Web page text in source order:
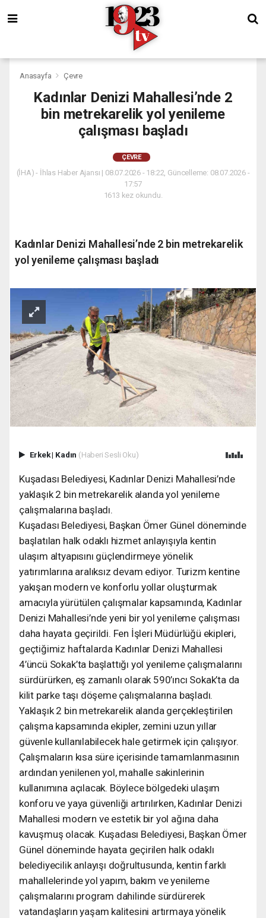
Anasayfa Çevre
Kadınlar Denizi Mahallesi’nde 2
bin metrekarelik yol yenileme
çalışması başladı
ÇEVRE
(İHA) - İhlas Haber Ajansı | 08.07.2026 - 18:22, Güncelleme: 08.07.2026 -
17:57
1613 kez okundu.
Kadınlar Denizi Mahallesi’nde 2 bin metrekarelik
yol yenileme çalışması başladı
Erkek| Kadın (Haberi Sesli Oku)
Kuşadası Belediyesi, Kadınlar Denizi Mahallesi’nde
yaklaşık 2 bin metrekarelik alanda yol yenileme
çalışmalarına başladı.
Kuşadası Belediyesi, Başkan Ömer Günel döneminde
başlatılan halk odaklı hizmet anlayışıyla kentin
ulaşım altyapısını güçlendirmeye yönelik
yatırımlarına aralıksız devam ediyor. Turizm kentine
yakışan modern ve konforlu yollar oluşturmak
amacıyla yürütülen çalışmalar kapsamında, Kadınlar
Denizi Mahallesi’nde yeni bir yol yenileme çalışması
daha hayata geçirildi. Fen İşleri Müdürlüğü ekipleri,
geçtiğimiz haftalarda Kadınlar Denizi Mahallesi
4’üncü Sokak’ta başlattığı yol yenileme çalışmalarını
sürdürürken, eş zamanlı olarak 590’ıncı Sokak’ta da
kilit parke taşı döşeme çalışmalarına başladı.
Yaklaşık 2 bin metrekarelik alanda gerçekleştirilen
çalışma kapsamında ekipler, zemini uzun yıllar
güvenle kullanılabilecek hale getirmek için çalışıyor.
Çalışmaların kısa süre içerisinde tamamlanmasının
ardından yenilenen yol, mahalle sakinlerinin
kullanımına açılacak. Böylece bölgedeki ulaşım
konforu ve yaya güvenliği artırılırken, Kadınlar Denizi
Mahallesi modern ve estetik bir yol ağına daha
kavuşmuş olacak. Kuşadası Belediyesi, Başkan Ömer
Günel döneminde hayata geçirilen halk odaklı
belediyecilik anlayışı doğrultusunda, kentin farklı
mahallelerinde yol yapım, bakım ve yenileme
çalışmalarını program dahilinde sürdürerek
vatandaşların yaşam kalitesini artırmaya yönelik